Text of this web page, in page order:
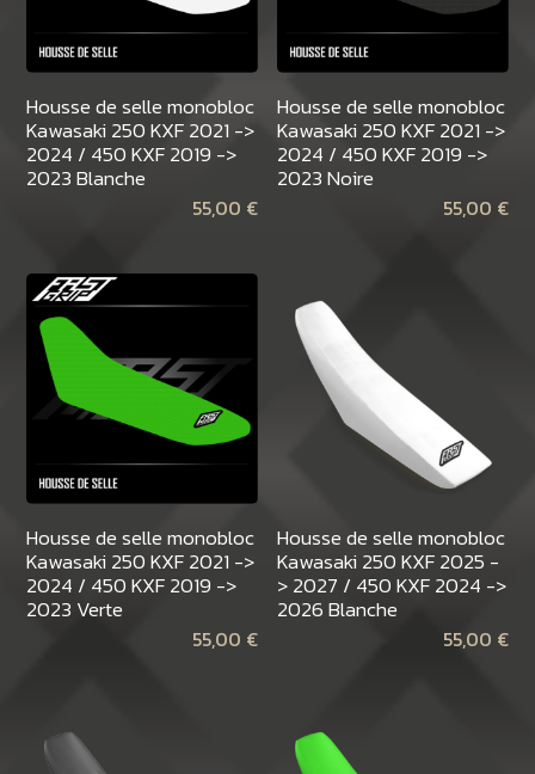
Housse de selle monobloc
Kawasaki 250 KXF 2021 ->
2024 / 450 KXF 2019 ->
2023 Blanche
55,00 €
Housse de selle monobloc
Kawasaki 250 KXF 2021 ->
2024 / 450 KXF 2019 ->
2023 Noire
55,00 €
Housse de selle monobloc
Kawasaki 250 KXF 2021 ->
2024 / 450 KXF 2019 ->
2023 Verte
55,00 €
Housse de selle monobloc
Kawasaki 250 KXF 2025 -
> 2027 / 450 KXF 2024 ->
2026 Blanche
55,00 €